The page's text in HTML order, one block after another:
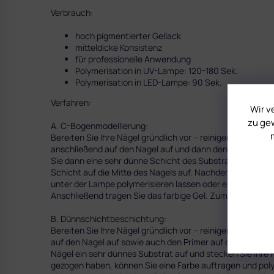
Wir
zu
Verbrauch:
hoch pigmentierter Gellack
mitteldicke Konsistenz
für professionelle Anwendung
Polymerisation in UV-Lampe: 120-180 Sek.
Polymerisation in LED-Lampe: 90 Sek.
Verfahren:
A. C-Bogenmodellierung:
Bereiten Sie Ihre Nägel gründlich vor – reinigen Sie die,
anschließend auf den Nagel auf und dann den Primer auf
Sie dann eine sehr dünne Schicht des Substratgels auf,
Schicht auf die Mitte des Nagels auf. Nachdem Sie die
unter der Lampe polymerisieren lassen oder erst den
Anschließend tragen Sie das farbige Gel. Zum Schmluss
B. Dünnschichtbeschichtung:
Bereiten Sie Ihre Nägel gründlich vor – reinigen Sie sie,
auf den Nagel auf sowie auch den Primer auf die Nägel
Nägel ein sehr dünnes Substrat auf und stecken Sie Ihre
gezogen haben, können Sie eine Farbe auftragen und